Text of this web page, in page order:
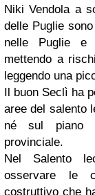
Niki Vendola a
delle Puglie
nelle Puglie e
mettendo a
leggendo una
Il buon Seclì ha
aree del salento
né sul piano
provinciale.
Nel Salento
osservare le
costruttivo che